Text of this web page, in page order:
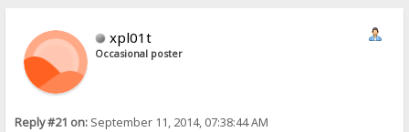
xpl01t
Occasional poster
Reply #21 on: September 11, 2014, 07:38:44 AM